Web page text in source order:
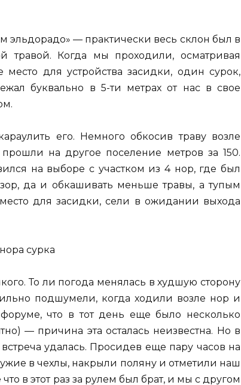
эльдорадо» — практически весь склон был в
травой. Когда мы проходили, осматривая
место для устройства засидки, один сурок,
буквально в 5-ти метрах от нас в свое
его. Немного обкосив траву возле
на другое поселение метров за 150.
на выборе с участком из 4 нор, где был
да и обкашивать меньше травы, а тупым
для засидки, сели в ожидании выхода
То ли погода менялась в худшую сторону
подшумели, когда ходили возле нор и
что в тот день еще было несколько
— причина эта осталась неизвестна. Но в
удалась. Просидев еще пару часов на
в чехлы, накрыли поляну и отметили наш
в этот раз за рулем был брат, и мы с другом